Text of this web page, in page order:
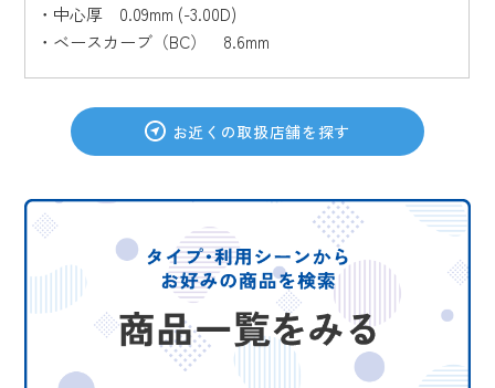
・中心厚 0.09mm (-3.00D)
・ベースカーブ（BC） 8.6mm
お近くの取扱店舗を探す